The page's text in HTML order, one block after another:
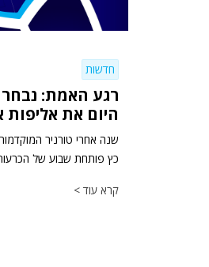
חדשות
היום את אליפות
שנה אחרי טורניר
כץ פותחת שבוע של הכרעות
קרא עוד >